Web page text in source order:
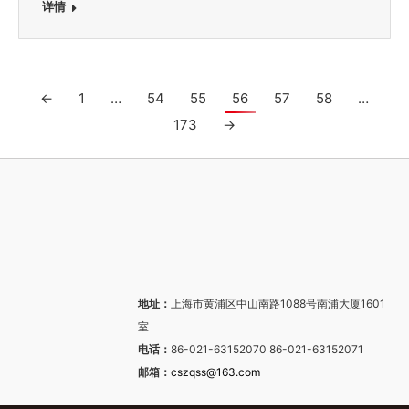
详情
← 1 … 54 55 56 57 58
…
173
→
地址： 上海市黄浦区中山南路1088号南浦大厦1601
室
电话： 86-021-63152070 86-021-63152071
邮箱： cszqss@163.com